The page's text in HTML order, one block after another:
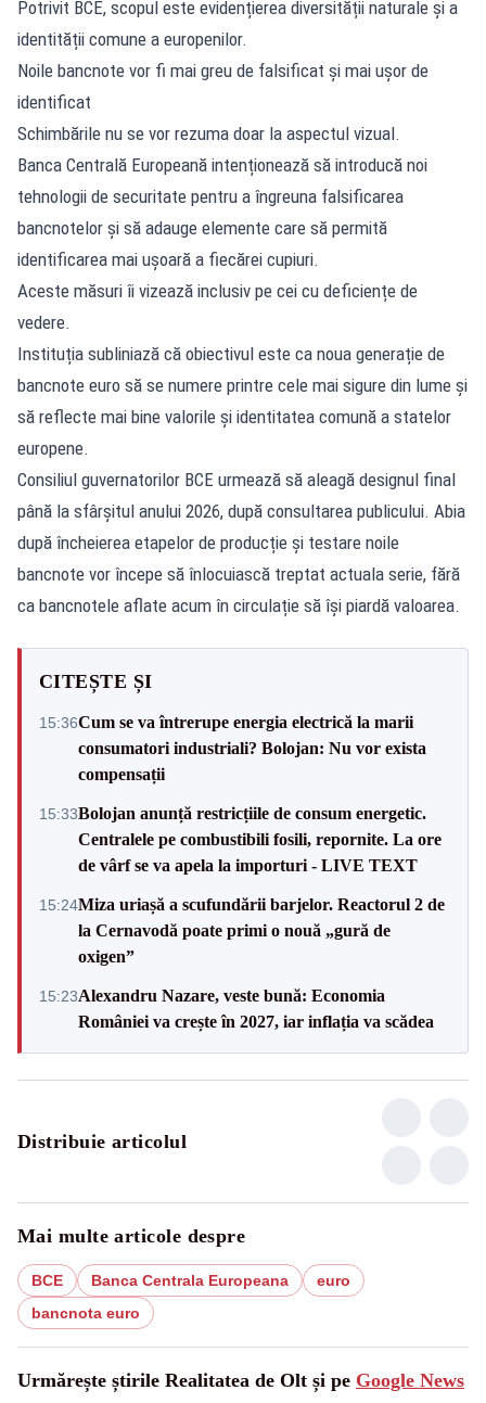
Potrivit BCE, scopul este evidențierea diversității naturale și a
identității comune a europenilor.
Noile bancnote vor fi mai greu de falsificat și mai ușor de
identificat
Schimbările nu se vor rezuma doar la aspectul vizual.
Banca Centrală Europeană intenționează să introducă noi
tehnologii de securitate pentru a îngreuna falsificarea
bancnotelor și să adauge elemente care să permită
identificarea mai ușoară a fiecărei cupiuri.
Aceste măsuri îi vizează inclusiv pe cei cu deficiențe de
vedere.
Instituția subliniază că obiectivul este ca noua generație de
bancnote euro să se numere printre cele mai sigure din lume și
să reflecte mai bine valorile și identitatea comună a statelor
europene.
Consiliul guvernatorilor BCE urmează să aleagă designul final
până la sfârșitul anului 2026, după consultarea publicului. Abia
după încheierea etapelor de producție și testare noile
bancnote vor începe să înlocuiască treptat actuala serie, fără
ca bancnotele aflate acum în circulație să își piardă valoarea.
CITEȘTE ȘI
15:36Cum se va întrerupe energia electrică la marii
consumatori industriali? Bolojan: Nu vor exista
compensații
15:33Bolojan anunță restricțiile de consum energetic.
Centralele pe combustibili fosili, repornite. La ore
de vârf se va apela la importuri - LIVE TEXT
15:24Miza uriașă a scufundării barjelor. Reactorul 2 de
la Cernavodă poate primi o nouă „gură de
oxigen”
15:23Alexandru Nazare, veste bună: Economia
României va crește în 2027, iar inflația va scădea
Distribuie articolul
Mai multe articole despre
BCE Banca Centrala Europeana
euro
bancnota euro
Urmărește știrile Realitatea de Olt și pe Google News